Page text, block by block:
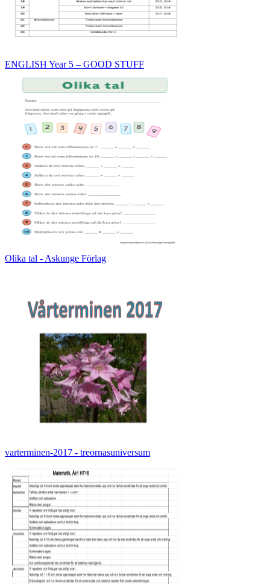
ENGLISH Year 5 – GOOD STUFF
Olika tal - Askunge Förlag
varterminen-2017 - treornasuniversum